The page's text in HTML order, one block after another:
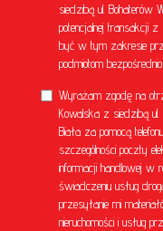
siedzibą ul. Bohaterów
potencjalnej transakcji
być w tym zakresie
podmiotom
Wyrażam zgodę na
Kowalska z siedzibą
Biała za pomocą
szczególności poczty
informacji handlowej w
świadczeniu usług
przesyłanie mi
nieruchomości i usług